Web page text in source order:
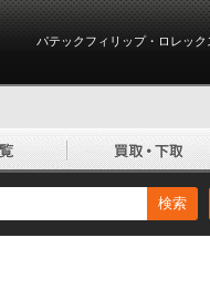
パテックフィリップ・ロレッ
検索